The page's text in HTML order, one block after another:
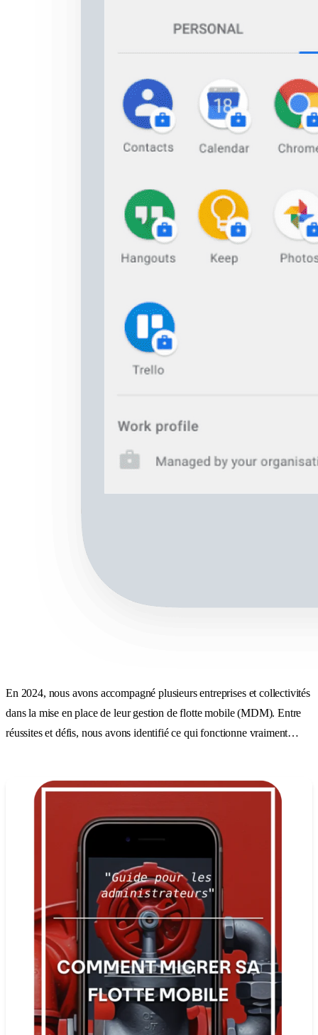
En 2024, nous avons accompagné plusieurs entreprises et collectivités
dans la mise en place de leur gestion de flotte mobile (MDM). Entre
réussites et défis, nous avons identifié ce qui fonctionne vraiment…